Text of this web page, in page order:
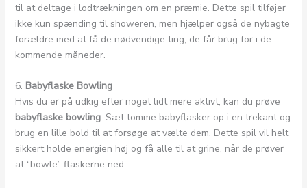
til at deltage i lodtrækningen om en præmie. Dette spil tilføjer
ikke kun spænding til showeren, men hjælper også de nybagte
forældre med at få de nødvendige ting, de får brug for i de
kommende måneder.
6. Babyflaske Bowling
Hvis du er på udkig efter noget lidt mere aktivt, kan du prøve
babyflaske bowling. Sæt tomme babyflasker op i en trekant og
brug en lille bold til at forsøge at vælte dem. Dette spil vil helt
sikkert holde energien høj og få alle til at grine, når de prøver
at “bowle” flaskerne ned.